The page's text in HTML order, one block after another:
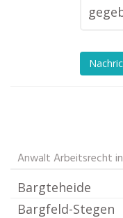
Anwalt Arbeitsrecht
Bargteheide
Bargfeld-Stegen